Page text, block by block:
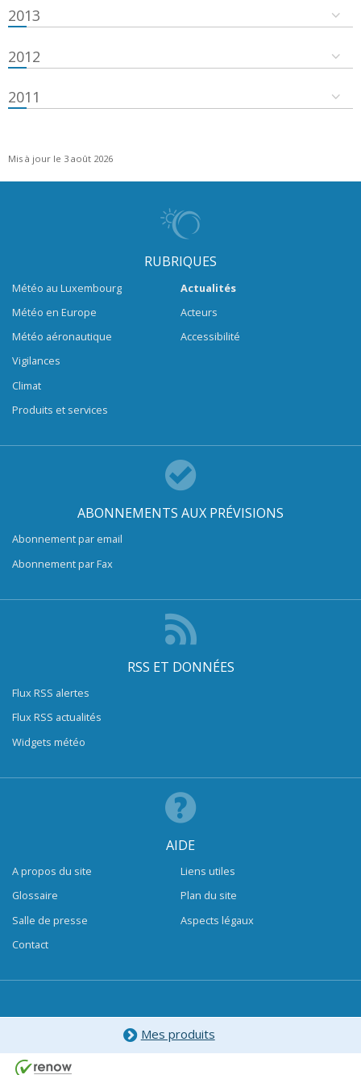
2013
2012
2011
Mis à jour le 3 août 2026
RUBRIQUES
Météo au Luxembourg
Météo en Europe
Météo aéronautique
Vigilances
Climat
Produits et services
Actualités
Acteurs
Accessibilité
ABONNEMENTS AUX PRÉVISIONS
Abonnement par email
Abonnement par Fax
RSS ET DONNÉES
Flux RSS alertes
Flux RSS actualités
Widgets météo
AIDE
A propos du site
Glossaire
Salle de presse
Contact
Liens utiles
Plan du site
Aspects légaux
Mes produits